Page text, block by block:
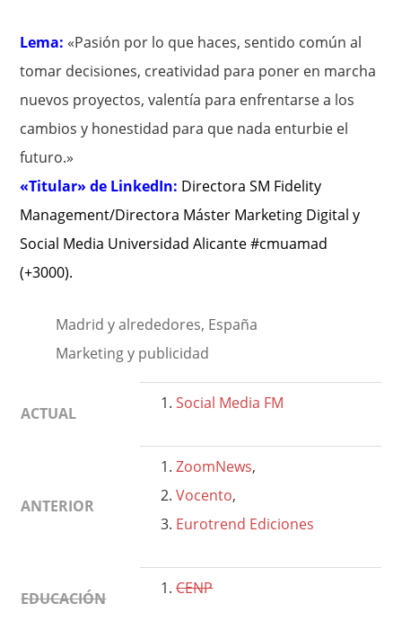
Lema: «Pasión por lo que haces, sentido común al
tomar decisiones, creatividad para poner en marcha
nuevos proyectos, valentía para enfrentarse a los
cambios y honestidad para que nada enturbie el
futuro.»
«Titular» de LinkedIn: Directora SM Fidelity
Management/Directora Máster Marketing Digital y
Social Media Universidad Alicante #cmuamad
(+3000).
Madrid y alrededores, España
Marketing y publicidad
ACTUAL
Social Media FM
ANTERIOR
ZoomNews,
Vocento,
Eurotrend Ediciones
EDUCACIÓN
CENP